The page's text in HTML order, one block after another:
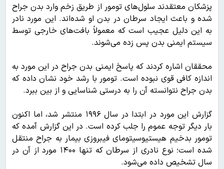
پزشکان معتقدند سلول‌های تومور از طریق زخم وارد بدن جراح
شده و باعث ایجاد سرطان در بدن او شده‌اند. این مورد نادر
به این دلیل عجیب است که معمولاً بافت‌های خارجی توسط
سیستم ایمنی بدن پس زده می‌شوند.
محققان اشاره کردند که پاسخ ایمنی بدن جراح در این مورد به
اندازه کافی قوی نبوده است. تومور با رشد خود نشان داده که
بدن جراح نتوانسته آن را به درستی شناسایی و از بین ببرد.
گزارش این مورد در ابتدا در سال ۱۹۹۶ منتشر شد، اما اکنون
بار دیگر توجه عموم را جلب کرده است. در این گزارش آمده که
تومور بدخیم هیستیوسیتومای فیبروزی بیمار به جراح منتقل
شده است؛ نوع نادری از سرطان که تنها ۱۴۰۰ مورد از آن در
سال تشخیص داده می‌شود.